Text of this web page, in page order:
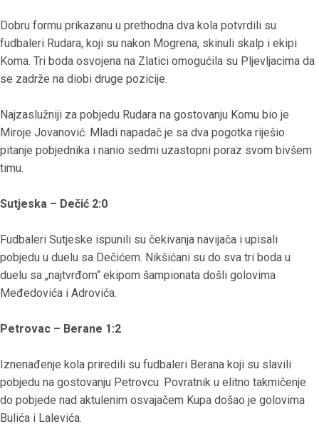
Dobru formu prikazanu u prethodna dva kola potvrdili su
fudbaleri Rudara, koji su nakon Mogrena, skinuli skalp i ekipi
Koma. Tri boda osvojena na Zlatici omogućila su Pljevljacima da
se zadrže na diobi druge pozicije.
Najzaslužniji za pobjedu Rudara na gostovanju Komu bio je
Miroje Jovanović. Mladi napadač je sa dva pogotka riješio
pitanje pobjednika i nanio sedmi uzastopni poraz svom bivšem
timu.
Sutjeska – Dečić 2:0
Fudbaleri Sutjeske ispunili su čekivanja navijača i upisali
pobjedu u duelu sa Dečićem. Nikšićani su do sva tri boda u
duelu sa „najtvrđom“ ekipom šampionata došli golovima
Međedovića i Adrovića.
Petrovac – Berane 1:2
Iznenađenje kola priredili su fudbaleri Berana koji su slavili
pobjedu na gostovanju Petrovcu. Povratnik u elitno takmičenje
do pobjede nad aktulenim osvajačem Kupa došao je golovima
Bulića i Lalevića.